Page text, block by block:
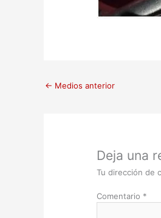
← Medios anterior
Deja una
Tu dirección de
Comentario *